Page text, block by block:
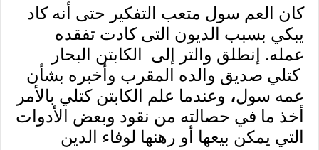
كان العم سول متعب التفكير حتى أنه كاد
يبكي بسبب الديون التى كادت تفقده
عمله. إنطلق والتر إلى الكابتن البحار
كتلي صديق والده المقرب وأخبره بشأن
عمه سول، وعندما علم الكابتن كتلي بالأمر
أخذ ما في حصالته من نقود وبعض الأدوات
التي يمكن بيعها أو رهنها لوفاء الدين